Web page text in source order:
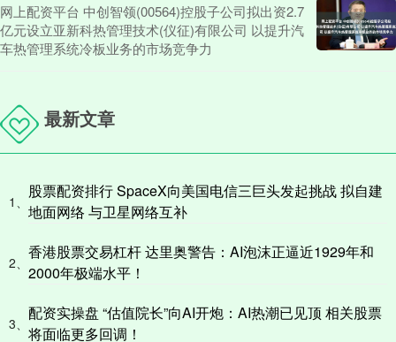
网上配资平台 中创智领(00564)控股子公司拟出资2.7
亿元设立亚新科热管理技术(仪征)有限公司 以提升汽
车热管理系统冷板业务的市场竞争力
最新文章
1、
股票配资排行 SpaceX向美国电信三巨头发起挑战 拟自建
地面网络 与卫星网络互补
2、
香港股票交易杠杆 达里奥警告：AI泡沫正逼近1929年和
2000年极端水平！
3、
配资实操盘 “估值院长”向AI开炮：AI热潮已见顶 相关股票
将面临更多回调！